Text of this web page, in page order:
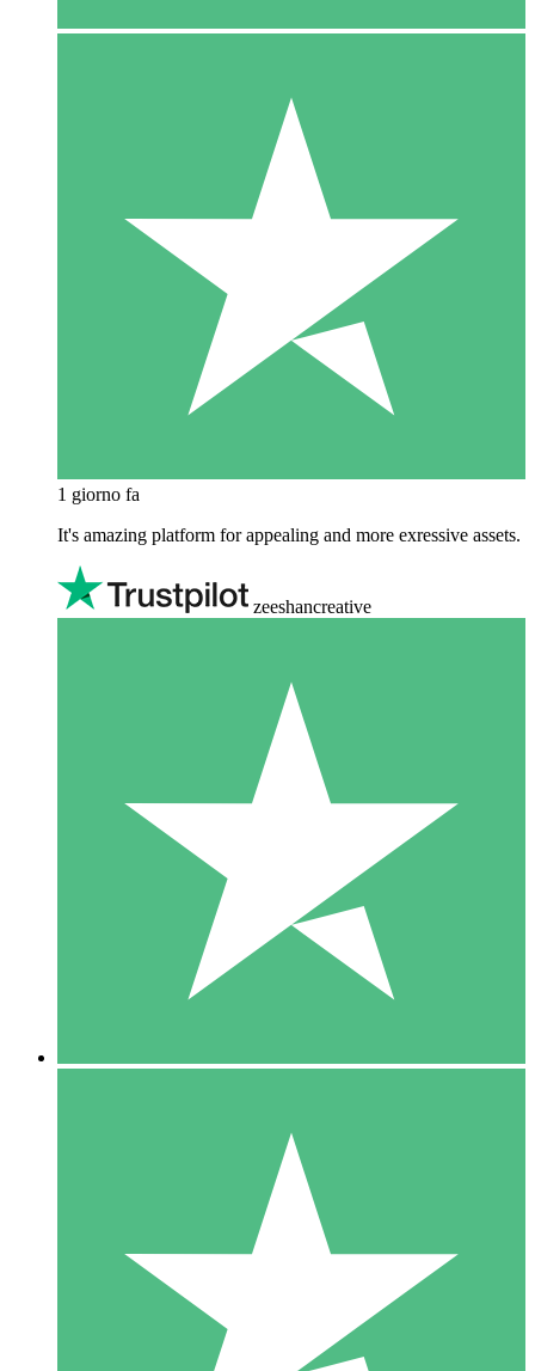
1 giorno fa
It's amazing platform for appealing and more exressive assets.
zeeshancreative